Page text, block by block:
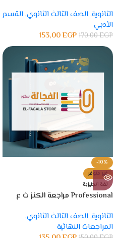
الثانوية, الصف الثالث الثانوي, القسم
الأدبي
170,00EGP
153,00EGP
-10%
غير متوفر
لغة انجليزية
Professional مراجعة الكنز ث ع
الثانوية, الصف الثالث الثانوي,
المراجعات النهائية